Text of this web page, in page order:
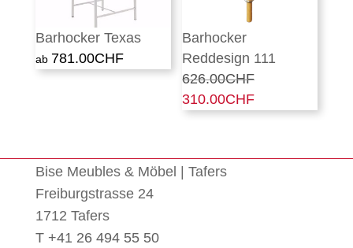
Barhocker Texas
781.00CHF
Barhocker
Reddesign 111
626.00CHFUrsprünglicher
Preis
310.00CHFAktueller
310.00CHF.
Bise Meubles & Möbel | Tafers
Freiburgstrasse 24
1712 Tafers
T +41 26 494 55 50